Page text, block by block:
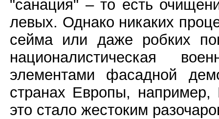
"санация" – то есть
левых. Однако никаких
сейма или даже робких
националистическая
элементами фасадной
странах Европы,
это стало жестоким